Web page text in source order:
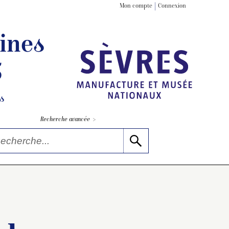
Mon compte Connexion
Recherche avancée >